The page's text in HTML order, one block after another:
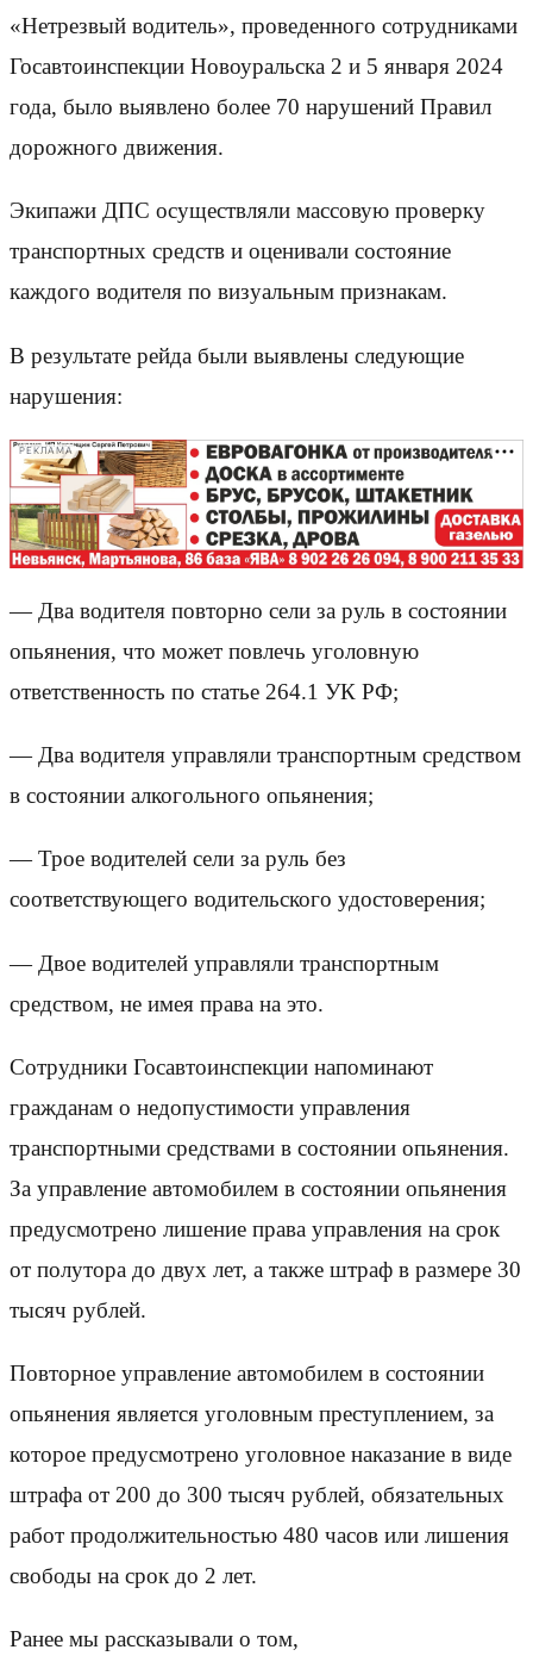
«Нетрезвый водитель», проведенного сотрудниками
Госавтоинспекции Новоуральска 2 и 5 января 2024
года, было выявлено более 70 нарушений Правил
дорожного движения.
Экипажи ДПС осуществляли массовую проверку
транспортных средств и оценивали состояние
каждого водителя по визуальным признакам.
В результате рейда были выявлены следующие
нарушения:
РЕКЛАМА
— Два водителя повторно сели за руль в состоянии
опьянения, что может повлечь уголовную
ответственность по статье 264.1 УК РФ;
— Два водителя управляли транспортным средством
в состоянии алкогольного опьянения;
— Трое водителей сели за руль без
соответствующего водительского удостоверения;
— Двое водителей управляли транспортным
средством, не имея права на это.
Сотрудники Госавтоинспекции напоминают
гражданам о недопустимости управления
транспортными средствами в состоянии опьянения.
За управление автомобилем в состоянии опьянения
предусмотрено лишение права управления на срок
от полутора до двух лет, а также штраф в размере 30
тысяч рублей.
Повторное управление автомобилем в состоянии
опьянения является уголовным преступлением, за
которое предусмотрено уголовное наказание в виде
штрафа от 200 до 300 тысяч рублей, обязательных
работ продолжительностью 480 часов или лишения
свободы на срок до 2 лет.
Ранее мы рассказывали о том,